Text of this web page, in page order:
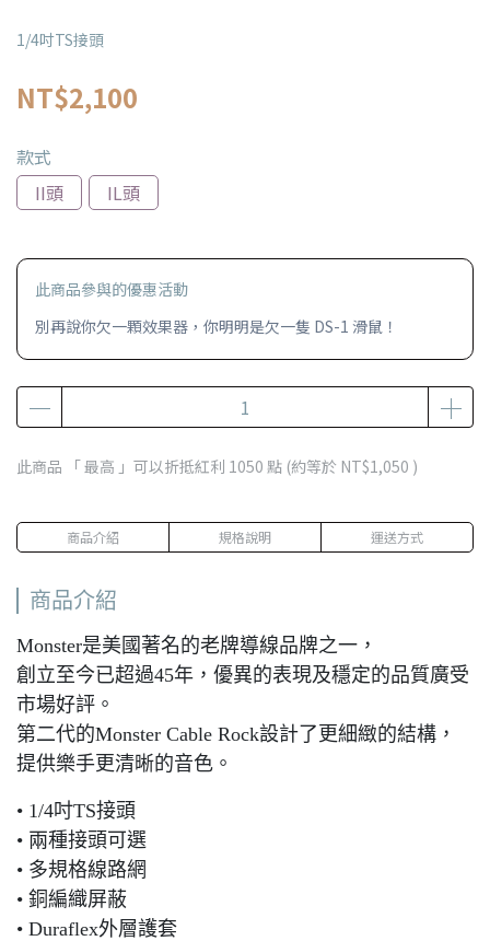
1/4吋TS接頭
NT$2,100
款式
II頭
IL頭
此商品參與的優惠活動
別再說你欠一顆效果器，你明明是欠一隻 DS-1 滑鼠！
此商品 「 最高 」可以折抵紅利 1050 點 (約等於 NT$1,050 )
商品介紹 規格說明 運送方式
商品介紹
Monster是美國著名的老牌導線品牌之一，
創立至今已超過45年，優異的表現及穩定的品質廣受
市場好評。
第二代的Monster Cable Rock設計了更細緻的結構，
提供樂手更清晰的音色。
• 1/4吋TS接頭
• 兩種接頭可選
• 多規格線路網
• 銅編織屏蔽
• Duraflex外層護套